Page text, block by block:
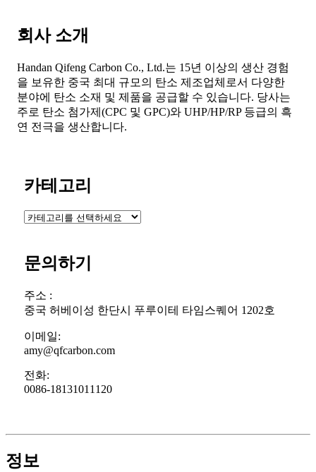
회사 소개
Handan Qifeng Carbon Co., Ltd.는 15년 이상의 생산 경험
을 보유한 중국 최대 규모의 탄소 제조업체로서 다양한
분야에 탄소 소재 및 제품을 공급할 수 있습니다. 당사는
주로 탄소 첨가제(CPC 및 GPC)와 UHP/HP/RP 등급의 흑
연 전극을 생산합니다.
카테고리
문의하기
주소 :
중국 허베이성 한단시 푸루이테 타임스퀘어 1202호
이메일:
amy@qfcarbon.com
전화:
0086-18131011120
정보